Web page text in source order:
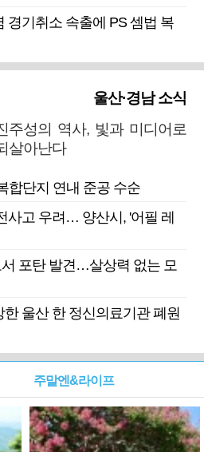
기취소 속출에 PS 셈법 복
울산·경남 소식
주성의 역사, 빛과 미디어로
살아난다
합단지 연내 준공 수순
사고 우려… 양산시, '어필 레
포탄 발견…살상력 없는 모
울산 한 정신의료기관 폐원
주말엔&라이프